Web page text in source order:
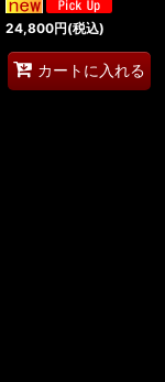
24,800円(税込)
カートに入れる